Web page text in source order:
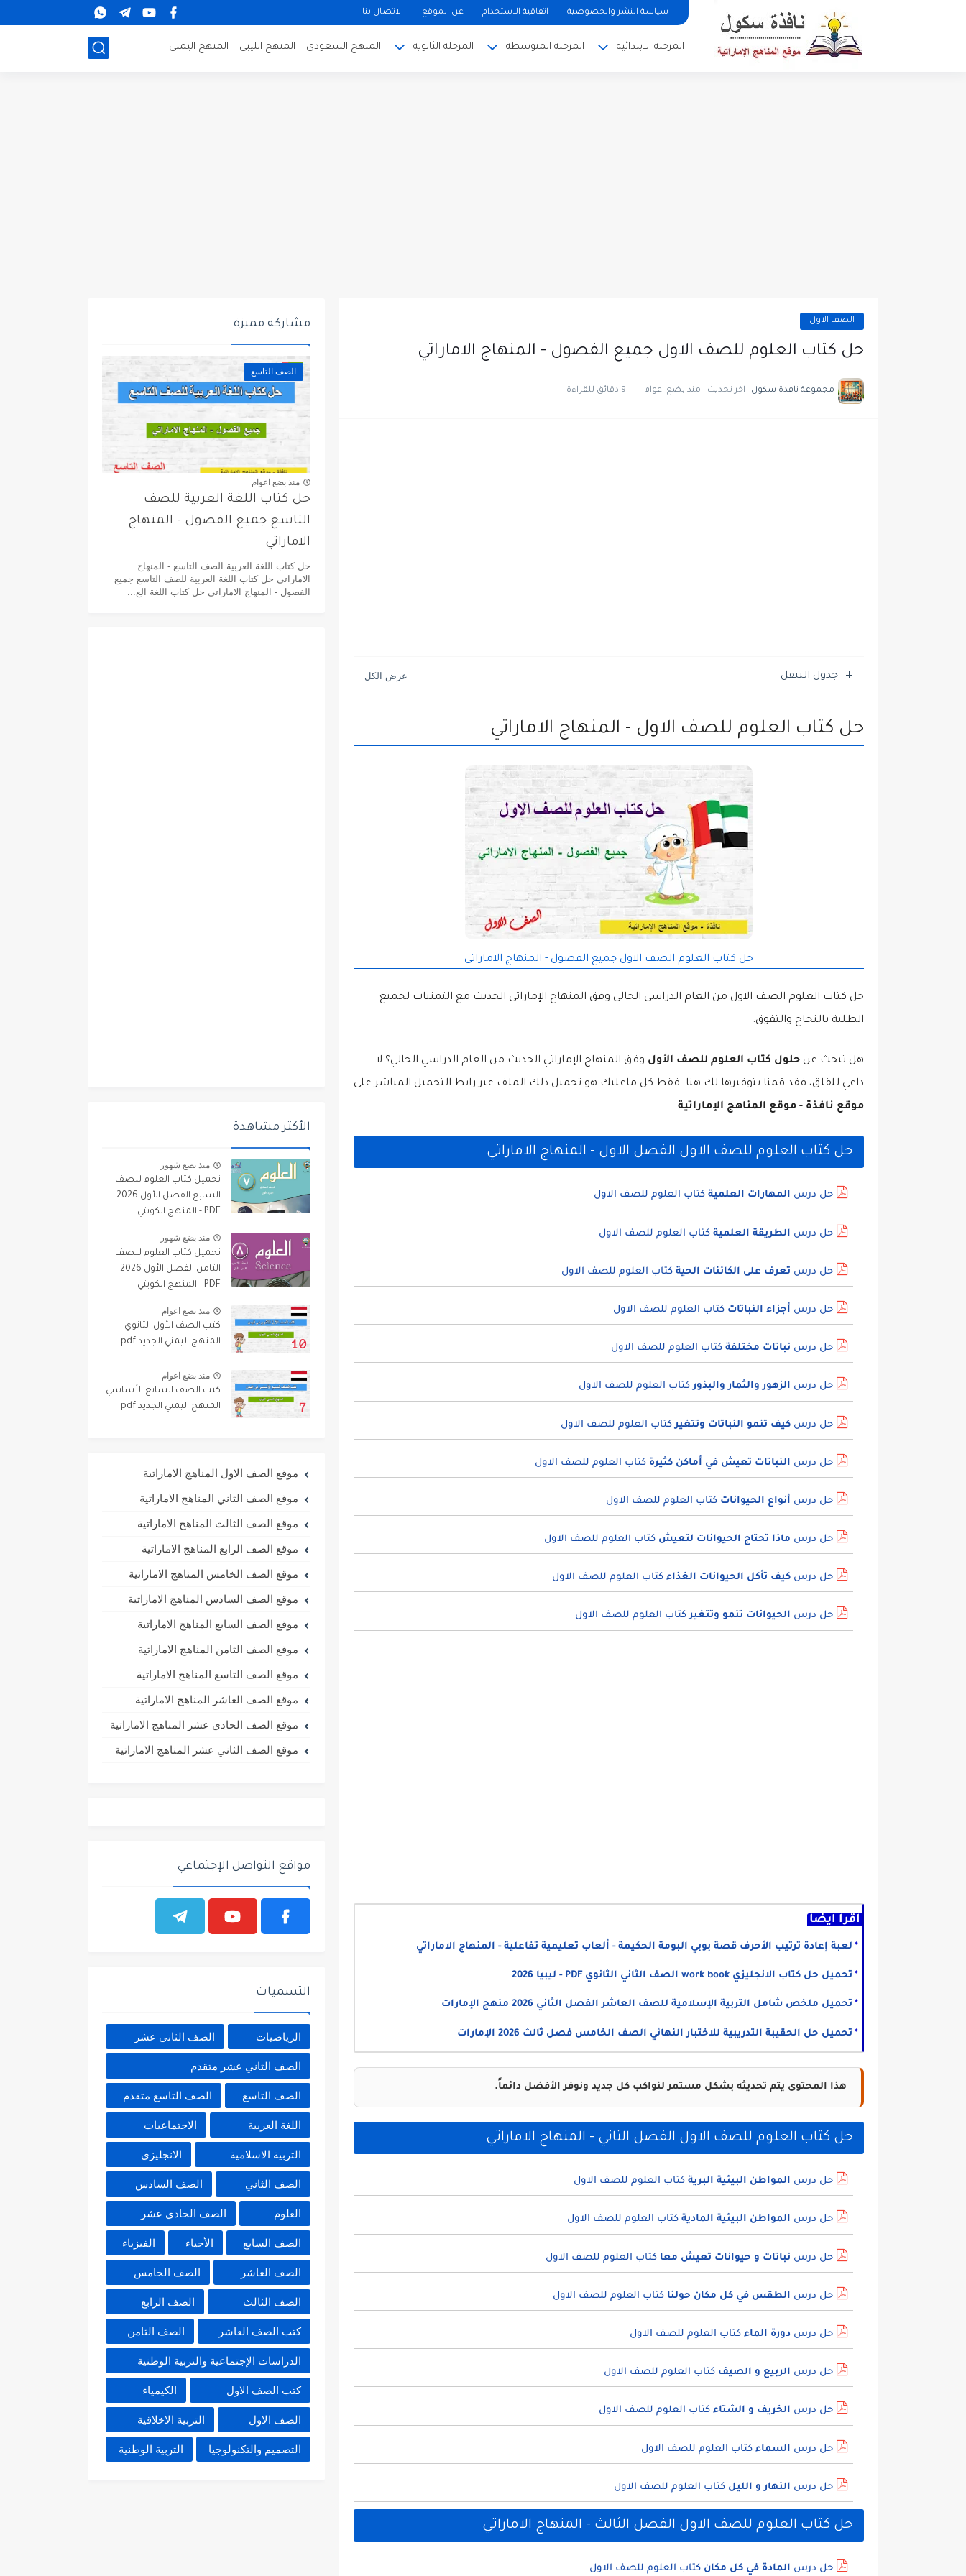
سياسة النشر والخصوصية اتفاقية الاستخدام عن الموقع الاتصال بنا
المرحلة الابتدائية المرحلة المتوسطة المرحلة الثانوية المنهج السعودي المنهج الليبي المنهج اليمني
الصف الاول
حل كتاب العلوم للصف الاول جميع الفصول - المنهاج الاماراتي
مجموعة نافدة سكول اخر تحديث : منذ بضع اعوام 9 دقائق للقراءة
جدول التنقل
حل كتاب العلوم للصف الاول - المنهاج الاماراتي
حل كتاب العلوم الصف الاول جميع الفصول - المنهاج الاماراتي
حل كتاب العلوم الصف الاول من العام الدراسي الحالي وفق المنهاج الإماراتي الحديث مع التمنيات لجميع
الطلبة بالنجاح والتفوق.
هل تبحث عن حلول كتاب العلوم للصف الأول وفق المنهاج الإماراتي الحديث من العام الدراسي الحالي؟ لا
داعي للقلق، فقد قمنا بتوفيرها لك هنا. فقط كل ماعليك هو تحميل ذلك الملف عبر رابط التحميل المباشر على
موقع نافذة - موقع المناهج الإماراتية.
حل كتاب العلوم للصف الاول الفصل الاول - المنهاج الاماراتي
حل درس المهارات العلمية كتاب العلوم للصف الاول
حل درس الطريقة العلمية كتاب العلوم للصف الاول
حل درس تعرف على الكائنات الحية كتاب العلوم للصف الاول
حل درس أجزاء النباتات كتاب العلوم للصف الاول
حل درس نباتات مختلفة كتاب العلوم للصف الاول
حل درس الزهور والثمار والبذوركتاب العلوم للصف الاول
حل درس كيف تنمو النباتات وتتغير كتاب العلوم للصف الاول
حل درس النباتات تعيش في أماكن كثيرة كتاب العلوم للصف الاول
حل درس أنواع الحيوانات كتاب العلوم للصف الاول
حل درس ماذا تحتاج الحيوانات لتعيش كتاب العلوم للصف الاول
حل درس كيف تأكل الحيوانات الغذاء كتاب العلوم للصف الاول
حل درس الحيوانات تنمو وتتغيركتاب العلوم للصف الاول
اقرأ أيضا
لعبة إعادة ترتيب الأحرف قصة بوبي البومة الحكيمة - ألعاب تعليمية تفاعلية - المنهاج الاماراتي
تحميل حل كتاب الانجليزي work book الصف الثاني الثانوي PDF - ليبيا 2026
تحميل ملخص شامل التربية الإسلامية للصف العاشر الفصل الثاني 2026 منهج الإمارات
تحميل حل الحقيبة التدريبية للاختبار النهائي الصف الخامس فصل ثالث 2026 الإمارات
هذا المحتوى يتم تحديثه بشكل مستمر لنواكب كل جديد ونوفر الأفضل دائماً.
حل كتاب العلوم للصف الاول الفصل الثاني - المنهاج الاماراتي
حل درس المواطن البيئية البرية كتاب العلوم للصف الاول
حل درس المواطن البيئية المادية كتاب العلوم للصف الاول
حل درس نباتات و حيوانات تعيش معا كتاب العلوم للصف الاول
حل درس الطقس في كل مكان حولنا كتاب العلوم للصف الاول
حل درس دورة الماء كتاب العلوم للصف الاول
حل درس الربيع و الصيف كتاب العلوم للصف الاول
حل درس الخريف و الشتاء كتاب العلوم للصف الاول
حل درس السماء كتاب العلوم للصف الاول
حل درس النهار و الليل كتاب العلوم للصف الاول
حل كتاب العلوم للصف الاول الفصل الثالث - المنهاج الاماراتي
حل درس المادة في كل مكان كتاب العلوم للصف الاول
مشاركة مميزة
الصف التاسع
منذ بضع اعوام
حل كتاب اللغة العربية للصف
التاسع جميع الفصول - المنهاج
الاماراتي
حل كتاب اللغة العربية الصف التاسع - المنهاج
الاماراتي حل كتاب اللغة العربية للصف التاسع جميع
الفصول - المنهاج الاماراتي حل كتاب اللغة الع...
الأكثر مشاهدة
منذ بضع شهور
تحميل كتاب العلوم للصف
السابع الفصل الأول 2026
PDF - المنهج الكويتي
منذ بضع شهور
تحميل كتاب العلوم للصف
الثامن الفصل الأول 2026
PDF - المنهج الكويتي
منذ بضع اعوام
كتب الصف الأول الثانوي
المنهج اليمني الجديد pdf
منذ بضع اعوام
كتب الصف السابع الأساسي
المنهج اليمني الجديد pdf
موقع الصف الاول المناهج الاماراتية
موقع الصف الثاني المناهج الاماراتية
موقع الصف الثالث المناهج الاماراتية
موقع الصف الرابع المناهج الاماراتية
موقع الصف الخامس المناهج الاماراتية
موقع الصف السادس المناهج الاماراتية
موقع الصف السابع المناهج الاماراتية
موقع الصف الثامن المناهج الاماراتية
موقع الصف التاسع المناهج الاماراتية
موقع الصف العاشر المناهج الاماراتية
موقع الصف الحادي عشر المناهج الاماراتية
موقع الصف الثاني عشر المناهج الاماراتية
مواقع التواصل الإجتماعي
التسميات
الرياضيات الصف الثاني عشر
الصف الثاني عشر متقدم
الصف التاسع الصف التاسع متقدم
اللغة العربية الاجتماعيات
التربية الاسلامية الانجليزي
الصف الثاني الصف السادس
العلوم الصف الحادي عشر
الصف السابع الأحياء الفيزياء
الصف العاشر الصف الخامس
الصف الثالث الصف الرابع
كتب الصف العاشر الصف الثامن
الدراسات الإجتماعية والتربية الوطنية
كتب الصف الاول الكيمياء
الصف الاول التربية الاخلاقية
التصميم والتكنولوجيا التربية الوطنية